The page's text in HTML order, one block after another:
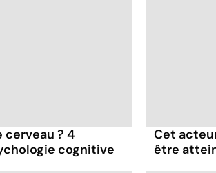
cerveau ? 4
cognitive
Cet
être